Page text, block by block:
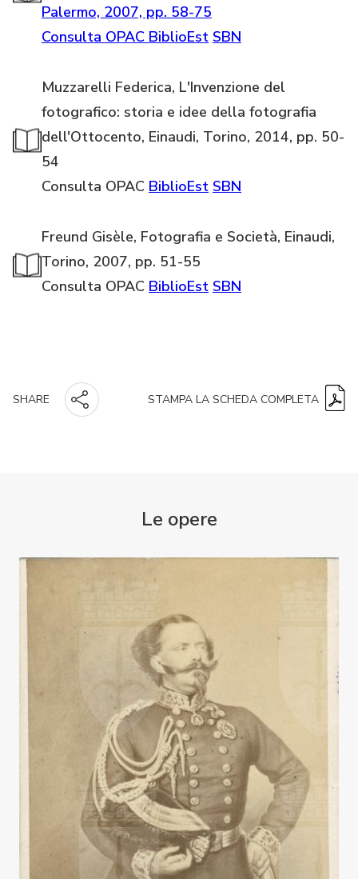
Palermo, 2007, pp. 58-75
Consulta OPAC BiblioEst SBN
Muzzarelli Federica, L'Invenzione del
fotografico: storia e idee della fotografia
dell'Ottocento, Einaudi, Torino, 2014, pp. 50-
54
Consulta OPAC BiblioEst SBN
Freund Gisèle, Fotografia e Società, Einaudi,
Torino, 2007, pp. 51-55
Consulta OPAC BiblioEst SBN
SHARE STAMPA LA SCHEDA COMPLETA
Le opere